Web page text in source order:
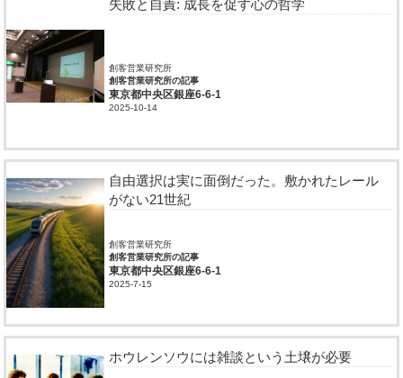
失敗と自責: 成長を促す心の哲学
創客営業研究所
創客営業研究所の記事
東京都中央区銀座6-6-1
2025-10-14
自由選択は実に面倒だった。敷かれたレール
がない21世紀
創客営業研究所
創客営業研究所の記事
東京都中央区銀座6-6-1
2025-7-15
ホウレンソウには雑談という土壌が必要